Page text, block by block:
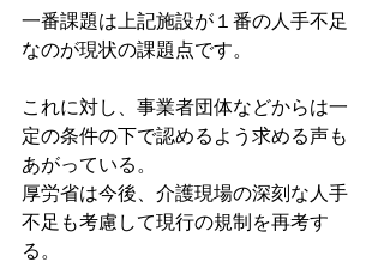
一番課題は上記施設が１番の人手不足
なのが現状の課題点です。
これに対し、事業者団体などからは一
定の条件の下で認めるよう求める声も
あがっている。
厚労省は今後、介護現場の深刻な人手
不足も考慮して現行の規制を再考す
る。